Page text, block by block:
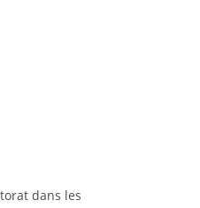
dans les